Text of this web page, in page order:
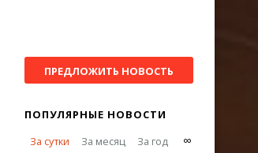
ПРЕДЛОЖИТЬ НОВОСТЬ
ПОПУЛЯРНЫЕ НОВОСТИ
За сутки
За месяц За год ∞